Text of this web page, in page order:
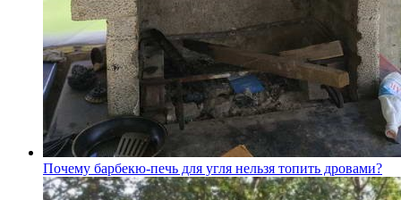
Почему барбекю-печь для угля нельзя топить дровами?